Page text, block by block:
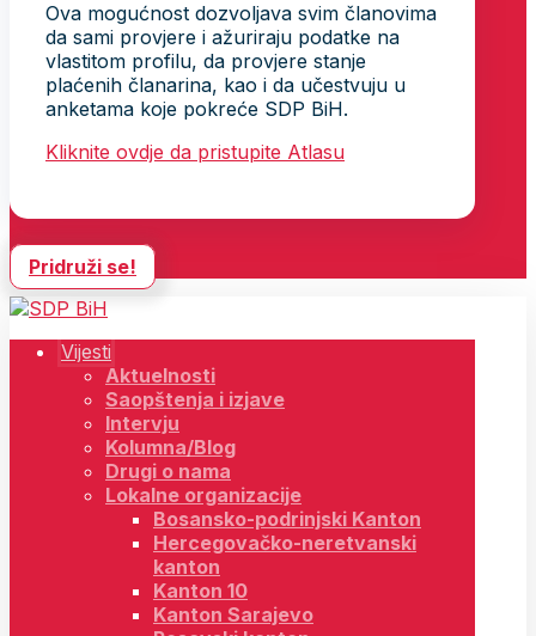
Ova mogućnost dozvoljava svim članovima
da sami provjere i ažuriraju podatke na
vlastitom profilu, da provjere stanje
plaćenih članarina, kao i da učestvuju u
anketama koje pokreće SDP BiH.
Kliknite ovdje da pristupite Atlasu
Pridruži se!
Vijesti
Aktuelnosti
Saopštenja i izjave
Intervju
Kolumna/Blog
Drugi o nama
Lokalne organizacije
Bosansko-podrinjski Kanton
Hercegovačko-neretvanski
kanton
Kanton 10
Kanton Sarajevo